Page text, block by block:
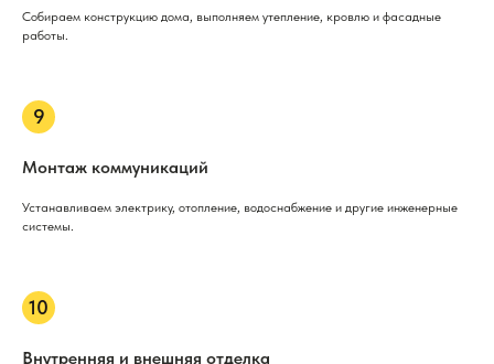
Собираем конструкцию дома, выполняем утепление, кровлю и фасадные
работы.
Монтаж коммуникаций
Устанавливаем электрику, отопление, водоснабжение и другие инженерные
системы.
Внутренняя и внешняя отделка